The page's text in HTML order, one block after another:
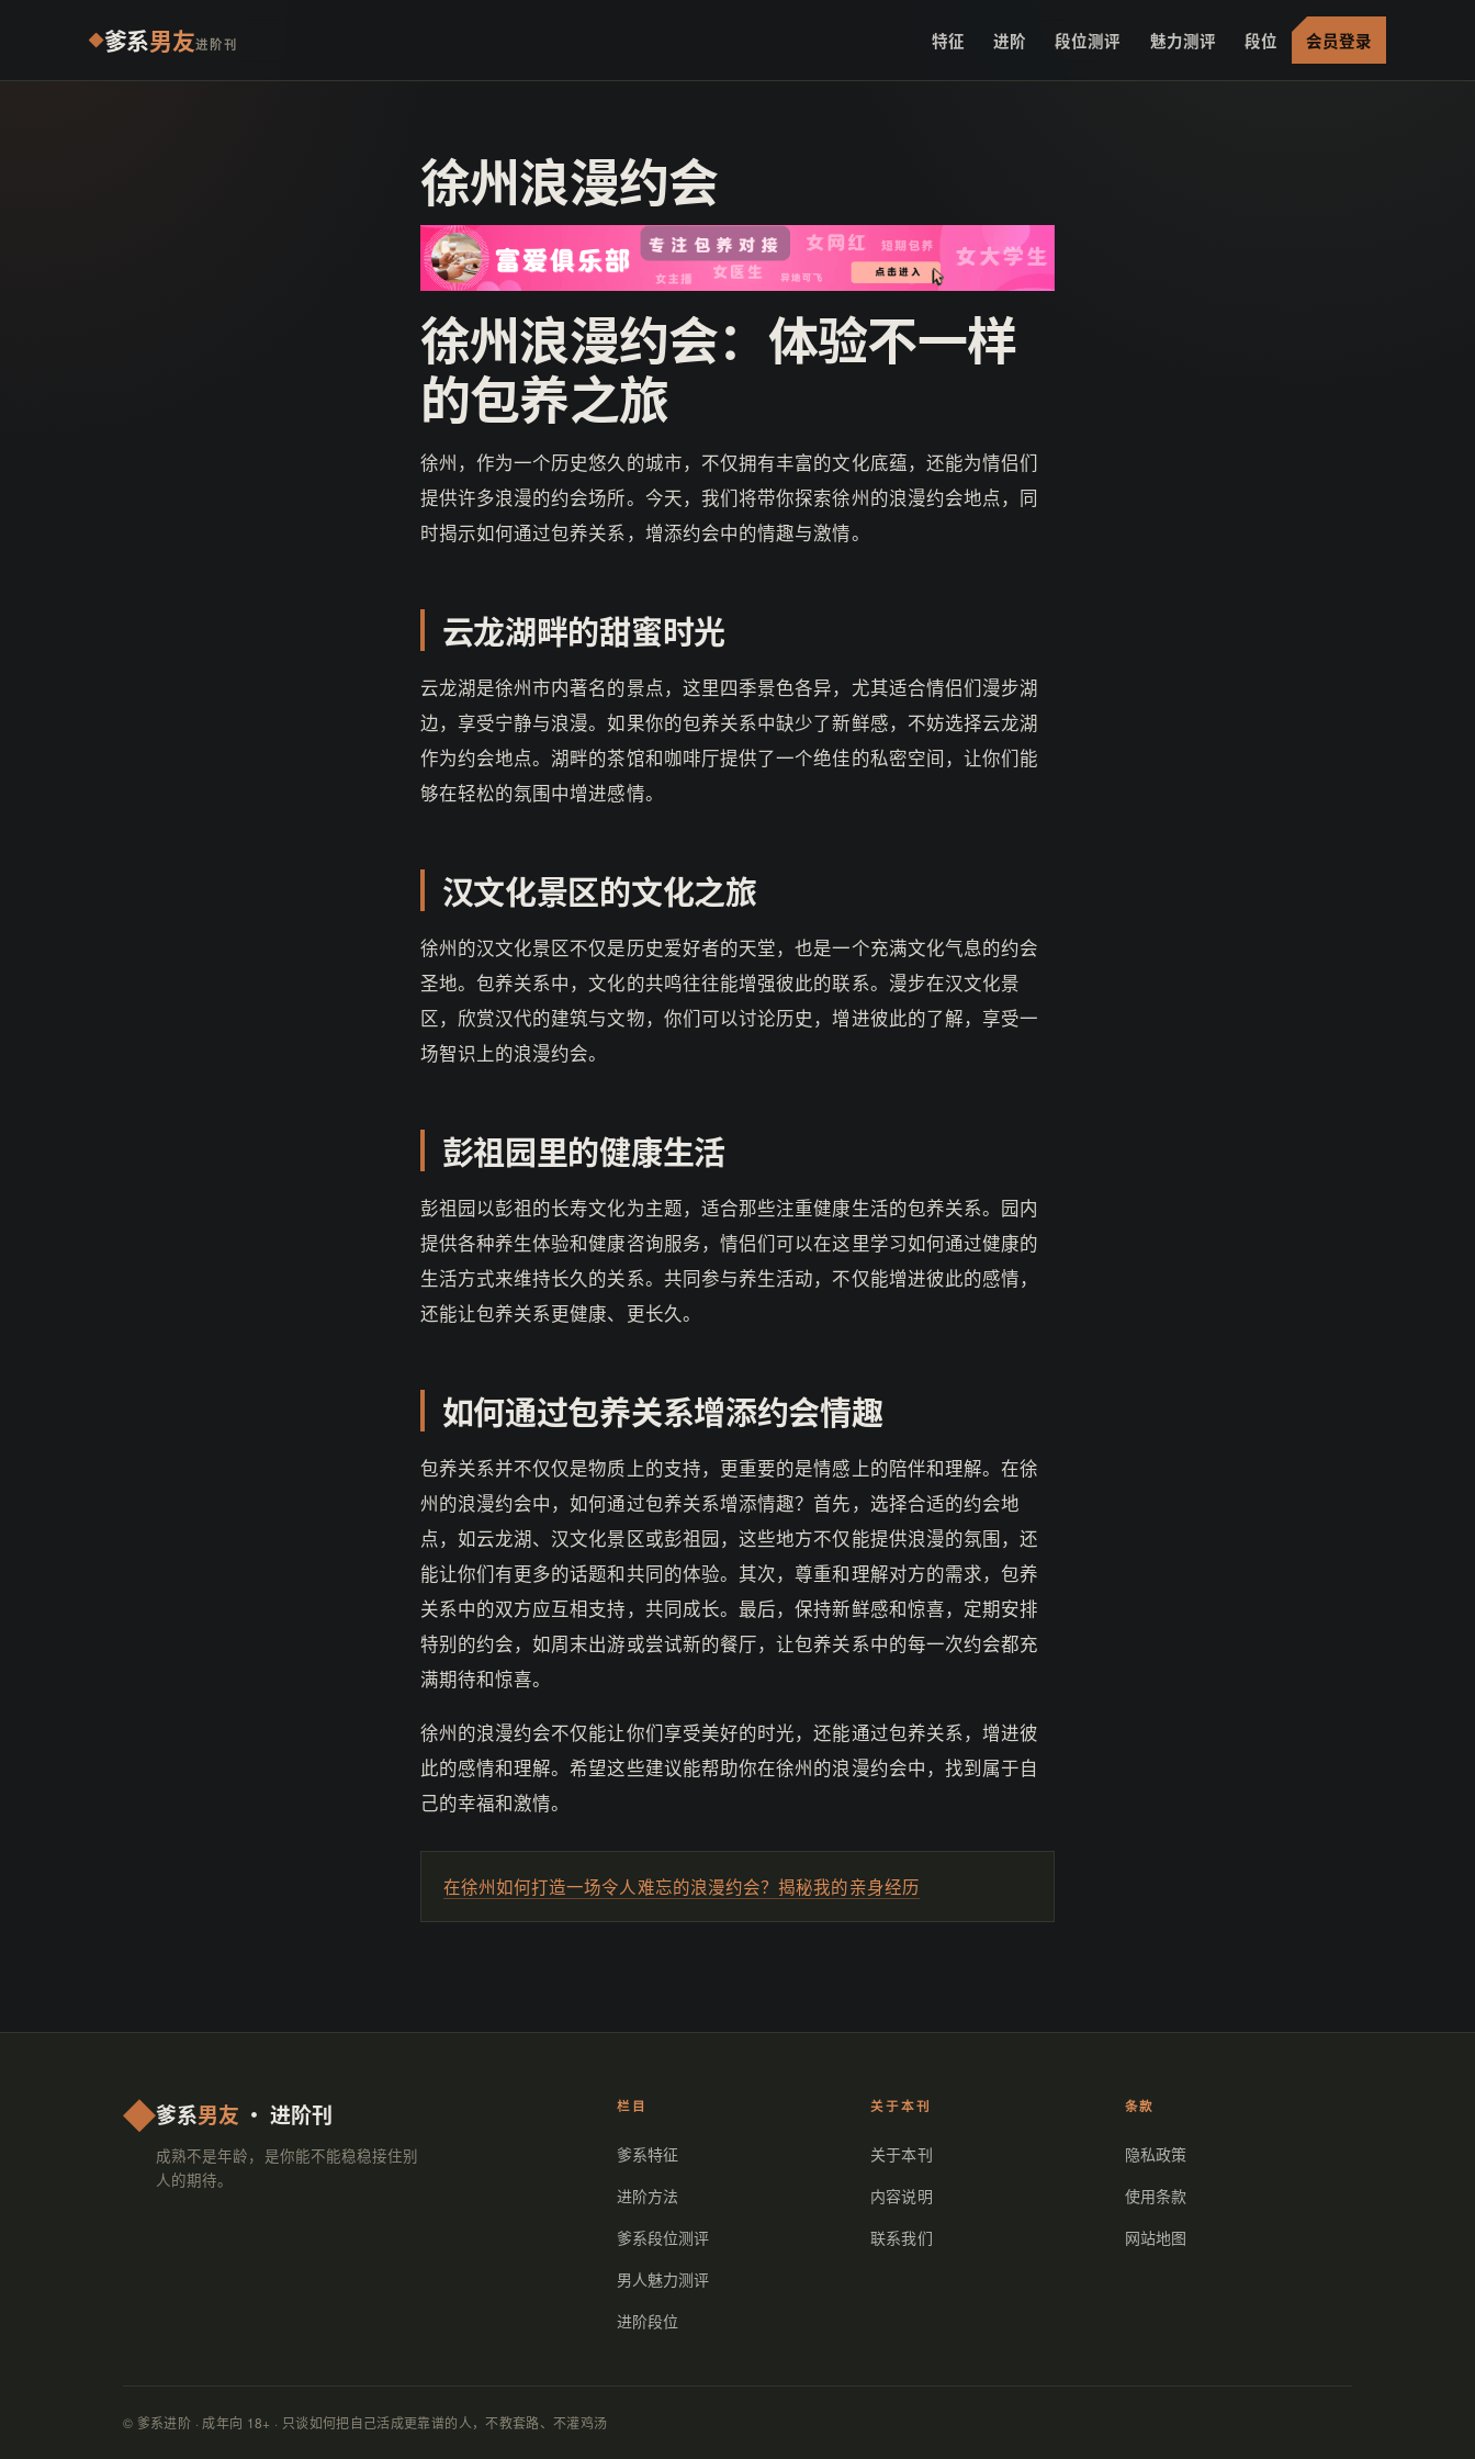
爹系男友进阶刊 特征 进阶 段位测评 魅力测评 段位 会员登录
徐州浪漫约会
徐州浪漫约会：体验不一样
的包养之旅
徐州，作为一个历史悠久的城市，不仅拥有丰富的文化底蕴，还能为情侣们
提供许多浪漫的约会场所。今天，我们将带你探索徐州的浪漫约会地点，同
时揭示如何通过包养关系，增添约会中的情趣与激情。
云龙湖畔的甜蜜时光
云龙湖是徐州市内著名的景点，这里四季景色各异，尤其适合情侣们漫步湖
边，享受宁静与浪漫。如果你的包养关系中缺少了新鲜感，不妨选择云龙湖
作为约会地点。湖畔的茶馆和咖啡厅提供了一个绝佳的私密空间，让你们能
够在轻松的氛围中增进感情。
汉文化景区的文化之旅
徐州的汉文化景区不仅是历史爱好者的天堂，也是一个充满文化气息的约会
圣地。包养关系中，文化的共鸣往往能增强彼此的联系。漫步在汉文化景
区，欣赏汉代的建筑与文物，你们可以讨论历史，增进彼此的了解，享受一
场智识上的浪漫约会。
彭祖园里的健康生活
彭祖园以彭祖的长寿文化为主题，适合那些注重健康生活的包养关系。园内
提供各种养生体验和健康咨询服务，情侣们可以在这里学习如何通过健康的
生活方式来维持长久的关系。共同参与养生活动，不仅能增进彼此的感情，
还能让包养关系更健康、更长久。
如何通过包养关系增添约会情趣
包养关系并不仅仅是物质上的支持，更重要的是情感上的陪伴和理解。在徐
州的浪漫约会中，如何通过包养关系增添情趣？首先，选择合适的约会地
点，如云龙湖、汉文化景区或彭祖园，这些地方不仅能提供浪漫的氛围，还
能让你们有更多的话题和共同的体验。其次，尊重和理解对方的需求，包养
关系中的双方应互相支持，共同成长。最后，保持新鲜感和惊喜，定期安排
特别的约会，如周末出游或尝试新的餐厅，让包养关系中的每一次约会都充
满期待和惊喜。
徐州的浪漫约会不仅能让你们享受美好的时光，还能通过包养关系，增进彼
此的感情和理解。希望这些建议能帮助你在徐州的浪漫约会中，找到属于自
己的幸福和激情。
在徐州如何打造一场令人难忘的浪漫约会？揭秘我的亲身经历
爹系男友 · 进阶刊
成熟不是年龄，是你能不能稳稳接住别
人的期待。
栏目
爹系特征
进阶方法
爹系段位测评
男人魅力测评
进阶段位
关于本刊
关于本刊
内容说明
联系我们
条款
隐私政策
使用条款
网站地图
© 爹系进阶 · 成年向 18+ · 只谈如何把自己活成更靠谱的人，不教套路、不灌鸡汤